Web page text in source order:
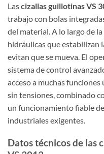
Lascizallas guillotinas VS
trabajo con bolas
del material. A lo largo de
hidráulicas que estabilizan
evitan que se mueva. El
sistema de control
acceso a muchas
sin tensiones, combinado
un funcionamiento fiable
industriales exigentes.
Datos técnicos de las